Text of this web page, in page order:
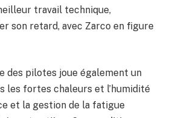
travail technique,
son retard, avec Zarco en figure
des pilotes joue également un
les fortes chaleurs et l’humidité
et la gestion de la fatigue